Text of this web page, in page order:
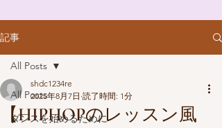
記事
All Posts
ダンスを始めるために
All Posts
【HIPHOPのレッスン風
shdc1234re
2025年8月7日 読了時間: 1分